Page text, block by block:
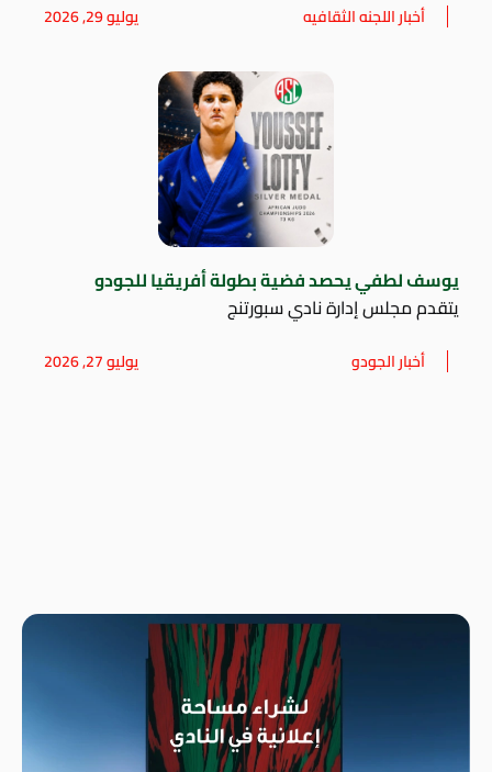
أخبار اللجنه الثقافيه يوليو 29, 2026
يوسف لطفي يحصد فضية بطولة أفريقيا للجودو
يتقدم مجلس إدارة نادي سبورتنج
أخبار الجودو يوليو 27, 2026